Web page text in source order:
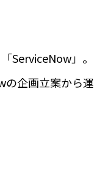
ServiceNow」。
企画立案から運